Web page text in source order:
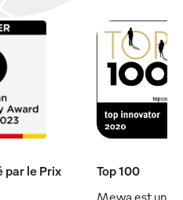
par le Prix
Top 100